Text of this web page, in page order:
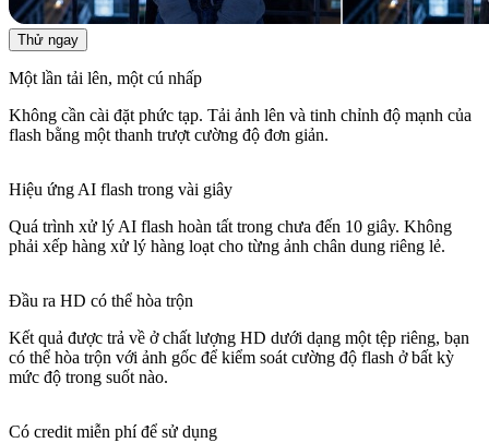
Thử ngay
Một lần tải lên, một cú nhấp
Không cần cài đặt phức tạp. Tải ảnh lên và tinh chỉnh độ mạnh của
flash bằng một thanh trượt cường độ đơn giản.
Hiệu ứng AI flash trong vài giây
Quá trình xử lý AI flash hoàn tất trong chưa đến 10 giây. Không
phải xếp hàng xử lý hàng loạt cho từng ảnh chân dung riêng lẻ.
Đầu ra HD có thể hòa trộn
Kết quả được trả về ở chất lượng HD dưới dạng một tệp riêng, bạn
có thể hòa trộn với ảnh gốc để kiểm soát cường độ flash ở bất kỳ
mức độ trong suốt nào.
Có credit miễn phí để sử dụng